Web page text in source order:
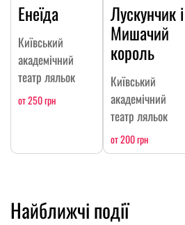
Енеїда
Київський
академічний
театр ляльок
от 250 грн
Лускунчик і
Мишачий
король
Київський
академічний
театр ляльок
от 200 грн
Найближчі події